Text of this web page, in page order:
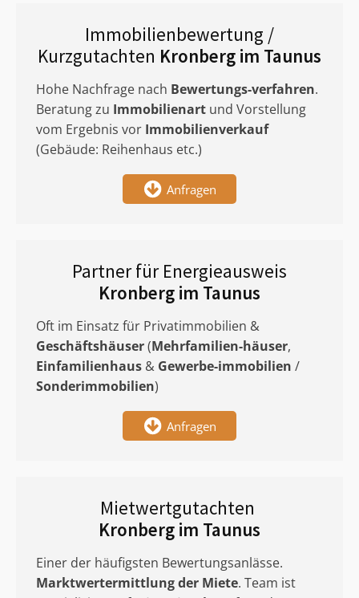
Immobilienbewertung /
Kurzgutachten Kronberg im Taunus
Hohe Nachfrage nach Bewertungs-verfahren.
Beratung zu Immobilienart und Vorstellung
vom Ergebnis vor Immobilienverkauf
(Gebäude: Reihenhaus etc.)
Anfragen
Partner für Energieausweis
Kronberg im Taunus
Oft im Einsatz für Privatimmobilien &
Geschäftshäuser(Mehrfamilien-häuser,
Einfamilienhaus & Gewerbe-immobilien /
Sonderimmobilien)
Anfragen
Mietwertgutachten
Kronberg im Taunus
Einer der häufigsten Bewertungsanlässe.
Marktwertermittlungder Miete. Team ist